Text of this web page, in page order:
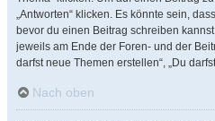
„Antworten“ klicken. Es könnte sein,
bevor du einen Beitrag schreiben
jeweils am Ende der Foren- und der
darfst neue Themen erstellen“, „Du
Nach oben